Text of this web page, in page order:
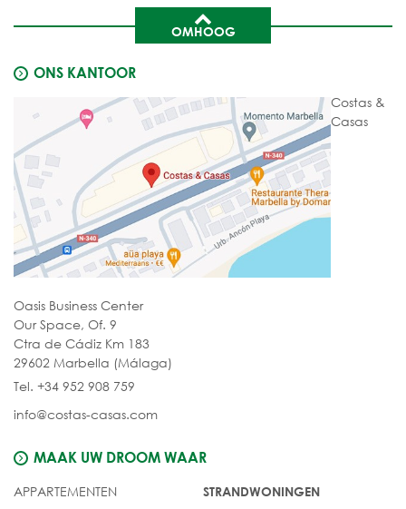
OMHOOG
ONS KANTOOR
Costas &
Casas
Oasis Business Center
Our Space, Of. 9
Ctra de Cádiz Km 183
29602 Marbella (Málaga)
Tel. +34 952 908 759
info@costas-casas.com
MAAK UW DROOM WAAR
APPARTEMENTEN
STRANDWONINGEN